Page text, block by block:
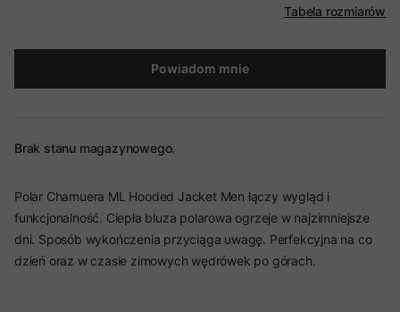
Tabela rozmiarów
Powiadom mnie
Brak stanu magazynowego.
Polar Chamuera ML Hooded Jacket Men łączy wygląd i
funkcjonalność. Ciepła bluza polarowa ogrzeje w najzimniejsze
dni. Sposób wykończenia przyciąga uwagę. Perfekcyjna na co
dzień oraz w czasie zimowych wędrówek po górach.